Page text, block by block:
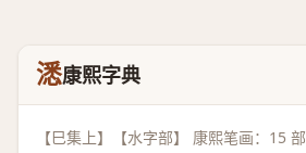
㴽康熙字典
【巳集上】【水字部】 康熙笔画：15